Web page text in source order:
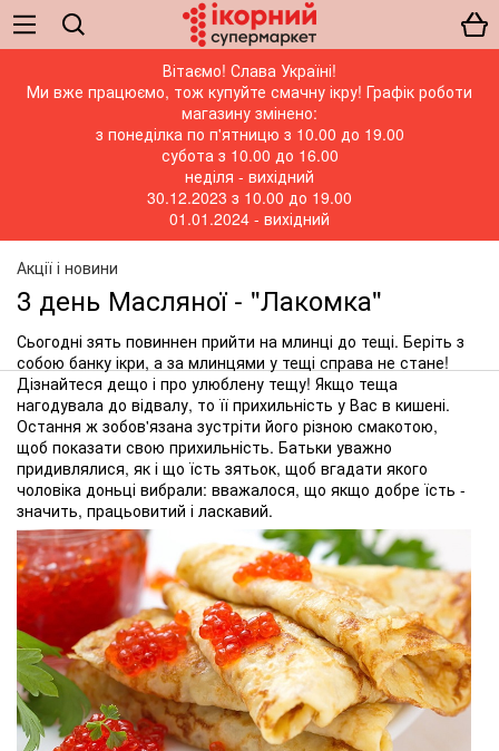
Вітаємо! Слава Україні!
Ми вже працюємо, тож купуйте смачну ікру! Графік роботи
магазину змінено:
з понеділка по п'ятницю з 10.00 до 19.00
субота з 10.00 до 16.00
неділя - вихідний
30.12.2023 з 10.00 до 19.00
01.01.2024 - вихідний
Акції і новини
3 день Масляної - "Лакомка"
Сьогодні зять повиннен прийти на млинці до тещі. Беріть з
собою банку ікри, а за млинцями у тещі справа не стане!
Дізнайтеся дещо і про улюблену тещу! Якщо теща
нагодувала до відвалу, то її прихильність у Вас в кишені.
Остання ж зобов'язана зустріти його різною смакотою,
щоб показати свою прихильність. Батьки уважно
придивлялися, як і що їсть зятьок, щоб вгадати якого
чоловіка доньці вибрали: вважалося, що якщо добре їсть -
значить, працьовитий і ласкавий.